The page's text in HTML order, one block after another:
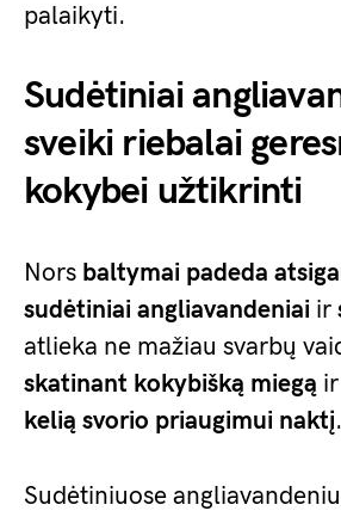
palaikyti.
Sudėtiniai
sveiki riebalai
kokybei užtikrinti
Nors baltymai padeda
sudėtiniai angliavandeniai ir
atlieka ne mažiau svarbų
skatinant kokybišką miegą ir
kelią svorio priaugimui naktį.
Sudėtiniuose